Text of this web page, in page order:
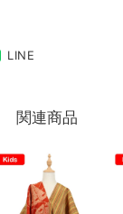
LINE
関連商品